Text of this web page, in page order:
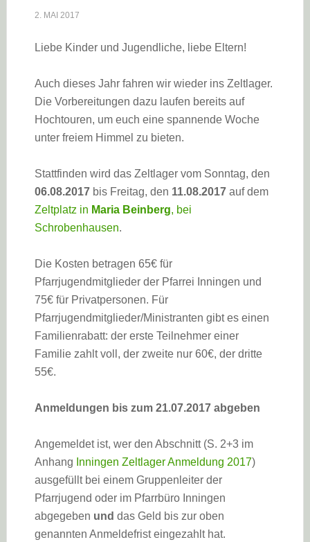
2. MAI 2017
Liebe Kinder und Jugendliche, liebe Eltern!
Auch dieses Jahr fahren wir wieder ins Zeltlager.
Die Vorbereitungen dazu laufen bereits auf
Hochtouren, um euch eine spannende Woche
unter freiem Himmel zu bieten.
Stattfinden wird das Zeltlager vom Sonntag, den
06.08.2017 bis Freitag, den 11.08.2017 auf dem
Zeltplatz in Maria Beinberg, bei
Schrobenhausen.
Die Kosten betragen 65€ für
Pfarrjugendmitglieder der Pfarrei Inningen und
75€ für Privatpersonen. Für
Pfarrjugendmitglieder/Ministranten gibt es einen
Familienrabatt: der erste Teilnehmer einer
Familie zahlt voll, der zweite nur 60€, der dritte
55€.
Anmeldungen bis zum 21.07.2017 abgeben
Angemeldet ist, wer den Abschnitt (S. 2+3 im
Anhang Inningen Zeltlager Anmeldung 2017)
ausgefüllt bei einem Gruppenleiter der
Pfarrjugend oder im Pfarrbüro Inningen
abgegeben und das Geld bis zur oben
genannten Anmeldefrist eingezahlt hat.